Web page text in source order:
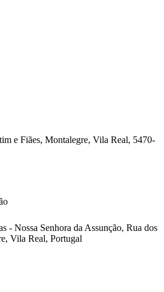
e Fiães, Montalegre, Vila Real, 5470-
- Nossa Senhora da Assunção, Rua dos
Vila Real, Portugal